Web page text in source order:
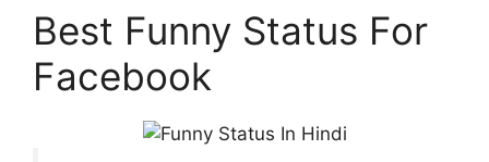
Best Funny Status For
Facebook